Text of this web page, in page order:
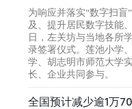
为响应并落实“数字扫
及、提升居民数字技能
日，左关坊与当地各所
录签署仪式。莲池小学
学、胡志明市师范大学
长、企业共同参与。
全国预计减少逾1万